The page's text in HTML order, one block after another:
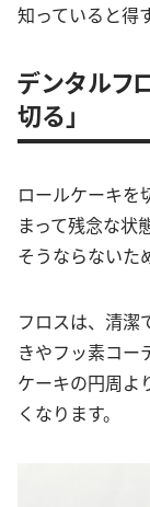
知っていると得
デンタルフ
切る」
ロールケーキを
まって残念な状
そうならないた
フロスは、清潔
きやフッ素コー
ケーキの円周よ
くなります。